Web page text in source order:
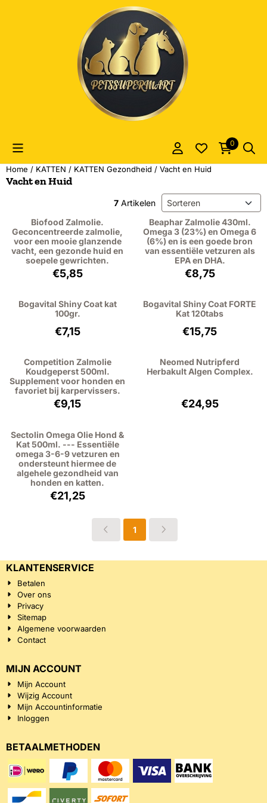
Cookievoorkeuren zijn momenteel gesloten.
0
Home / KATTEN / KATTEN Gezondheid / Vacht en Huid
Vacht en Huid
7 Artikelen Sorteermethode
Biofood Zalmolie.
Geconcentreerde zalmolie,
voor een mooie glanzende
vacht, een gezonde huid en
soepele gewrichten.
Prijs: 5,85, exclusief btw: 4,83
€5,85
Beaphar Zalmolie 430ml.
Omega 3 (23%) en Omega 6
(6%) en is een goede bron
van essentiële vetzuren als
EPA en DHA.
Prijs: 8,75,
€8,75
Bogavital Shiny Coat kat
100gr.
Prijs: 7,15, exclusief btw: 5,91
€7,15
Bogavital Shiny Coat FORTE
Kat 120tabs
Prijs: 15,75,
€15,75
Competition Zalmolie
Koudgeperst 500ml.
Supplement voor honden en
favoriet bij karpervissers.
Prijs: 9,15, exclusief btw: 7,56
€9,15
Neomed Nutripferd
Herbakult Algen Complex.
Prijs: 24,95,
€24,95
Sectolin Omega Olie Hond &
Kat 500ml. --- Essentiële
omega 3-6-9 vetzuren en
ondersteunt hiermee de
algehele gezondheid van
honden en katten.
Prijs: 21,25, exclusief btw: 17,56
€21,25
1
KLANTENSERVICE
Betalen
Over ons
Privacy
Sitemap
Algemene voorwaarden
Contact
MIJN ACCOUNT
Mijn Account
Wijzig Account
Mijn Accountinformatie
Inloggen
BETAALMETHODEN